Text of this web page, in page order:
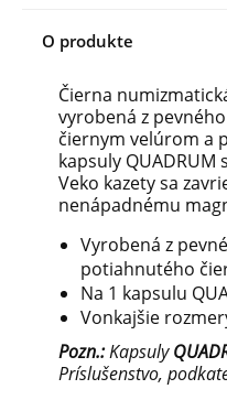
O produkte
Čierna
vyrobená z
čiernym velúrom a
kapsuly QUADRUM
Veko kazety sa
nenápadnému
Vyrobená z
potiahnutého
Na 1 kapsulu
Vonkajšie
Pozn.:Kapsuly
Príslušenstvo,